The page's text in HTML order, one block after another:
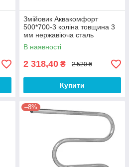
Змійовик Аквакомфорт
500*700-3 коліна товщина 3
мм нержавіюча сталь
В наявності
2 318,40 ₴ 2 520 ₴
Купити
–8%